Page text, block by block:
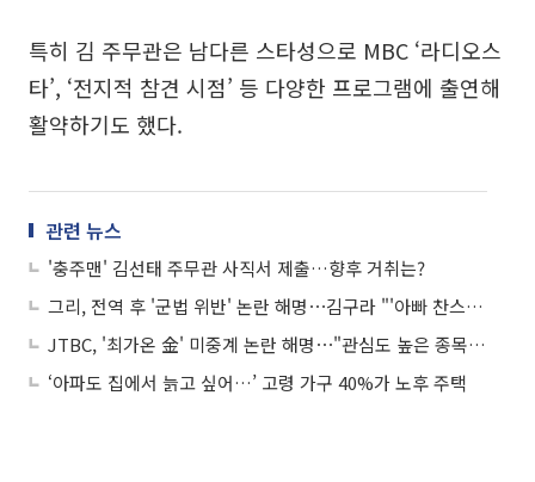
특히 김 주무관은 남다른 스타성으로 MBC ‘라디오스
타’, ‘전지적 참견 시점’ 등 다양한 프로그램에 출연해
활약하기도 했다.
관련 뉴스
'충주맨' 김선태 주무관 사직서 제출…향후 거취는?
그리, 전역 후 '군법 위반' 논란 해명⋯김구라 "'아빠 찬스' 없었다"
JTBC, '최가온 金' 미중계 논란 해명⋯"관심도 높은 종목, 시청자 선택권 고려"
‘아파도 집에서 늙고 싶어…’ 고령 가구 40%가 노후 주택